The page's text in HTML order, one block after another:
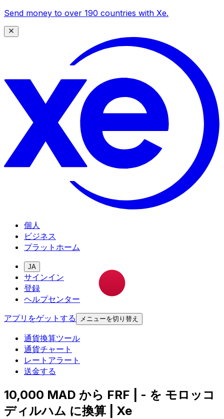
Send money to over 190 countries with Xe.
個人
ビジネス
プラットホーム
JA
サインイン
登録
ヘルプセンター
アプリをゲットする
メニューを切り替え
通貨換算ツール
通貨チャート
レートアラート
送金する
10,000 MAD から FRF | - を モロッコ
ディルハム に換算 | Xe